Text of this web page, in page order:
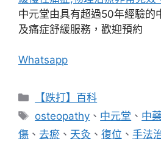
中元堂由具有超過50年經驗的
及痛症舒緩服務，歡迎預約
Whatsapp
分
類
【跌打】百科
標
籤
osteopathy 、 中元堂 、 中藥
傷 、 去瘀 、 天灸 、 復位 、 手法